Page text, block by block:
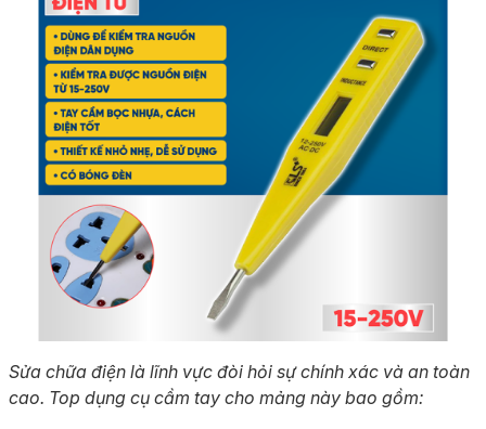
Sửa chữa điện là lĩnh vực đòi hỏi sự chính xác và an toàn
cao. Top dụng cụ cầm tay cho mảng này bao gồm: